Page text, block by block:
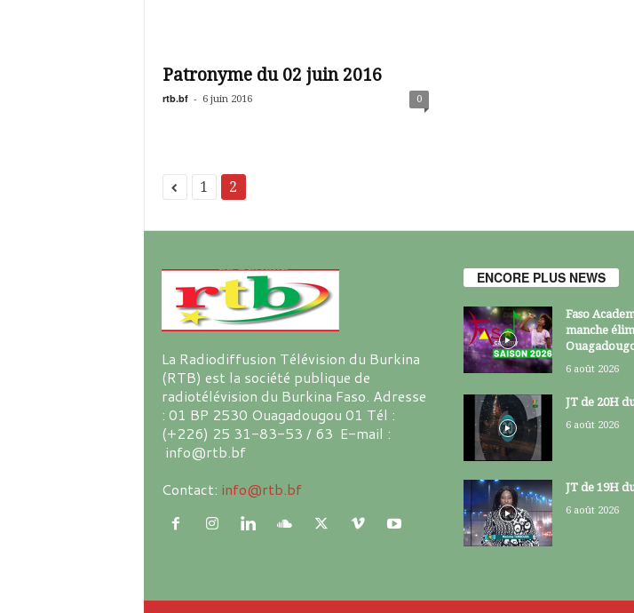
Patronyme du 02 juin 2016
rtb.bf - 6 juin 2016 0
1 2
La Radiodiffusion Télévision du Burkina
(RTB) est la société publique de
radiotélévision du Burkina Faso. Adresse
: 01 BP 2530 Ouagadougou 01 Tél :
(+226) 25 31-83-53 / 63 E-mail :
info@rtb.bf
Contact: info@rtb.bf
ENCORE PLUS NEWS
Faso
manche
6 août 2026
JT de 20H
6 août 2026
JT de 19H
6 août 2026